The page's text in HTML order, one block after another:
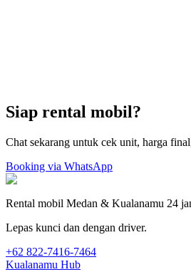
Siap rental mobil?
Chat sekarang untuk cek unit, harga
Booking via WhatsApp
Rental mobil Medan & Kualanamu 24
Lepas kunci dan dengan driver.
+62 822-7416-7464
Kualanamu Hub